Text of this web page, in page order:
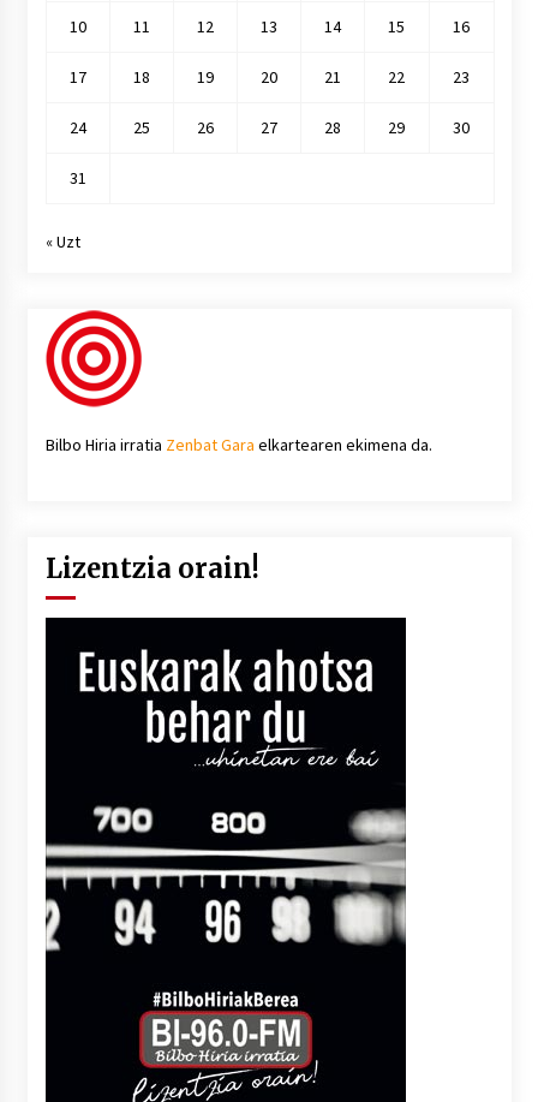
10 11 12 13 14 15 16
17 18 19 20 21 22 23
24 25 26 27 28 29 30
31
« Uzt
Bilbo Hiria irratia Zenbat Gara elkartearen ekimena da.
Lizentzia orain!